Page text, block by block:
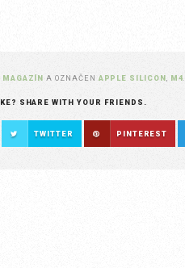
MAGAZÍN A OZNAČEN APPLE SILICON M4
SHARE WITH YOUR FRIENDS.
TWITTER PINTEREST